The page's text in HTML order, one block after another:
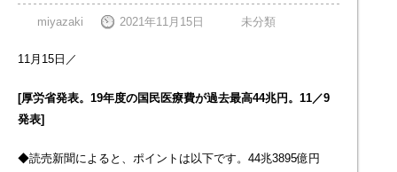
miyazaki 2021年11月15日 未分類
11月15日／
[厚労省発表。19年度の国民医療費が過去最高44兆円。11／9
発表]
◆読売新聞によると、ポイントは以下です。44兆3895億円